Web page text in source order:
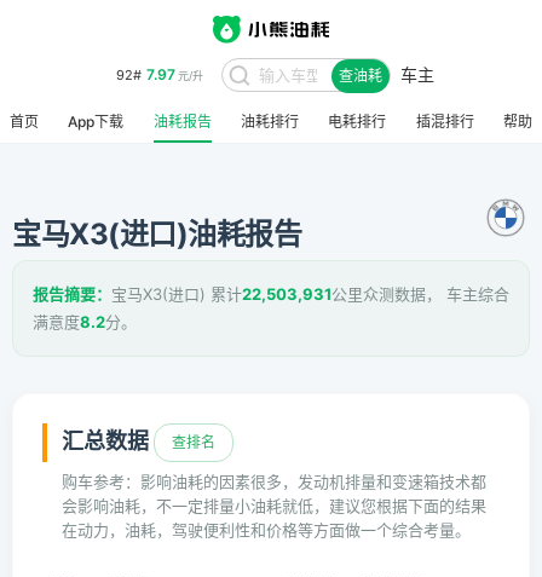
92# 7.97元/升 查油耗 车主
首页 App下载 油耗报告 油耗排行 电耗排行 插混排行 帮助
宝马X3(进口)油耗报告
报告摘要： 宝马X3(进口) 累计22,503,931公里众测数据， 车主综合
满意度8.2分。
汇总数据 查排名
购车参考：影响油耗的因素很多，发动机排量和变速箱技术都
会影响油耗，不一定排量小油耗就低，建议您根据下面的结果
在动力，油耗，驾驶便利性和价格等方面做一个综合考量。